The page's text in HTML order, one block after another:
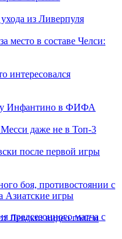
из Ливерпуля
место в составе Челси:
интересовался
Инфантино в ФИФА
даже не в Топ-3
после первой игры
боя, противостоянии с
Азиатские игры
Левски: видео гола и
предсезонного матча с